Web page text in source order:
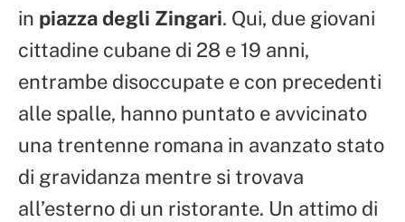
in piazza degli Zingari. Qui, due giovani
cittadine cubane di 28 e 19 anni,
entrambe disoccupate e con precedenti
alle spalle, hanno puntato e avvicinato
una trentenne romana in avanzato stato
di gravidanza mentre si trovava
all’esterno di un ristorante. Un attimo di